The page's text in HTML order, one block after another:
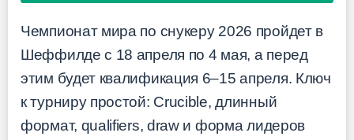
Чемпионат мира по снукеру 2026 пройдет в
Шеффилде с 18 апреля по 4 мая, а перед
этим будет квалификация 6–15 апреля. Ключ
к турниру простой: Crucible, длинный
формат, qualifiers, draw и форма лидеров